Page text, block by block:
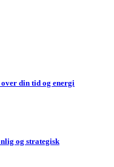
din tid og energi
og strategisk